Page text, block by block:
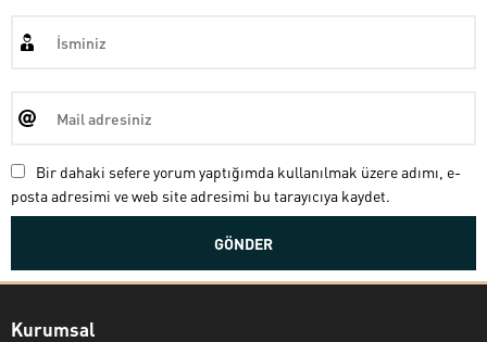
Bir dahaki sefere yorum yaptığımda kullanılmak üzere adımı, e-
posta adresimi ve web site adresimi bu tarayıcıya kaydet.
Kurumsal